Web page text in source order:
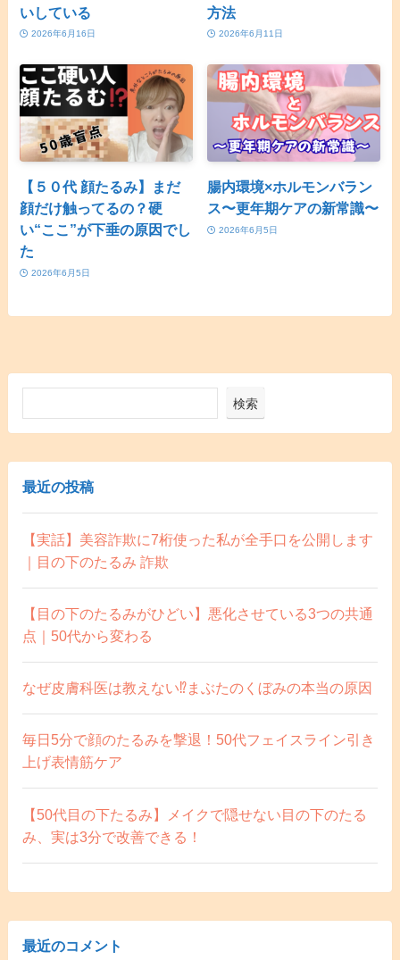
いしている
2026年6月16日
方法
2026年6月11日
【５０代 顔たるみ】まだ
顔だけ触ってるの？硬
い“ここ”が下垂の原因でし
た
2026年6月5日
腸内環境×ホルモンバラン
ス〜更年期ケアの新常識〜
2026年6月5日
検索
最近の投稿
【実話】美容詐欺に7桁使った私が全手口を公開します
｜目の下のたるみ 詐欺
【目の下のたるみがひどい】悪化させている3つの共通
点｜50代から変わる
なぜ皮膚科医は教えない⁉️まぶたのくぼみの本当の原因
毎日5分で顔のたるみを撃退！50代フェイスライン引き
上げ表情筋ケア
【50代目の下たるみ】メイクで隠せない目の下のたる
み、実は3分で改善できる！
最近のコメント